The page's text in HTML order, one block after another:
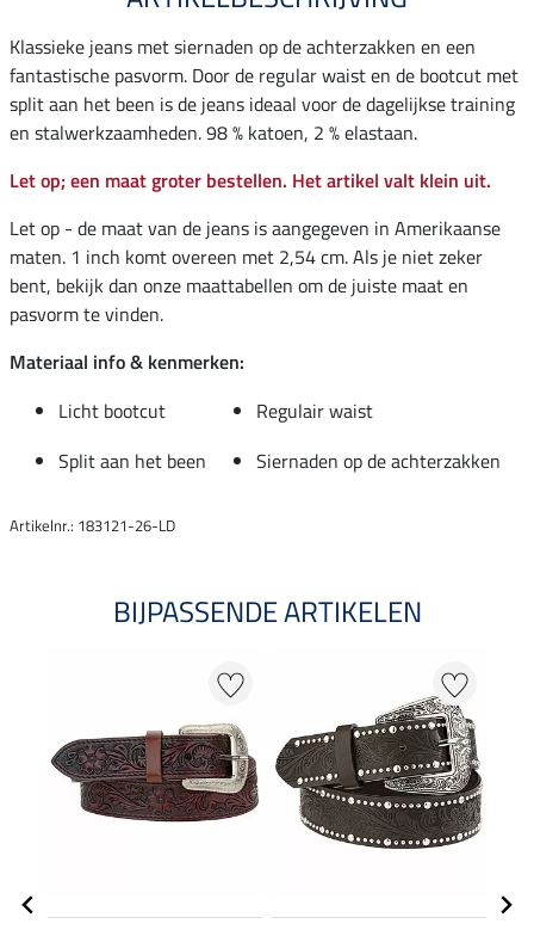
Klassieke jeans met siernaden op de achterzakken en een
fantastische pasvorm. Door de regular waist en de bootcut met
split aan het been is de jeans ideaal voor de dagelijkse training
en stalwerkzaamheden. 98 % katoen, 2 % elastaan.
Let op; een maat groter bestellen. Het artikel valt klein uit.
Let op - de maat van de jeans is aangegeven in Amerikaanse
maten. 1 inch komt overeen met 2,54 cm. Als je niet zeker
bent, bekijk dan onze maattabellen om de juiste maat en
pasvorm te vinden.
Materiaal info & kenmerken:
Licht bootcut
Regulair waist
Split aan het been
Siernaden op de achterzakken
Artikelnr.: 183121-26-LD
BIJPASSENDE ARTIKELEN